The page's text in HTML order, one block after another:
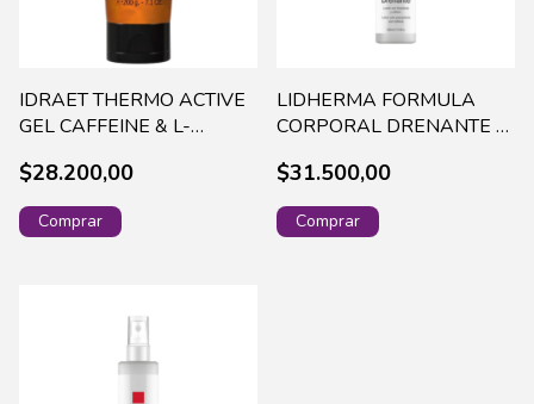
IDRAET THERMO ACTIVE
GEL CAFFEINE & L-
16196 (40)
$28.200,00
LIDHERMA FORMULA
CORPORAL DRENANTE X
$31.500,00